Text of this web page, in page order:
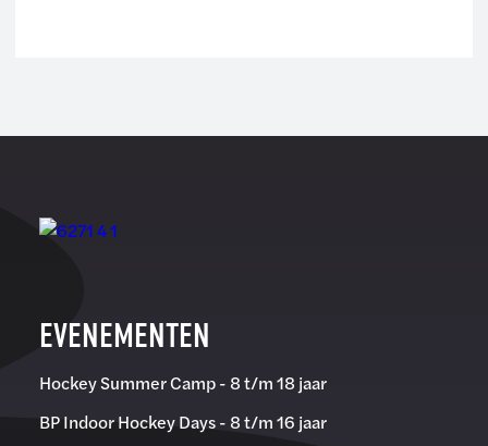
EVENEMENTEN
Hockey Summer Camp - 8 t/m 18 jaar
BP Indoor Hockey Days - 8 t/m 16 jaar